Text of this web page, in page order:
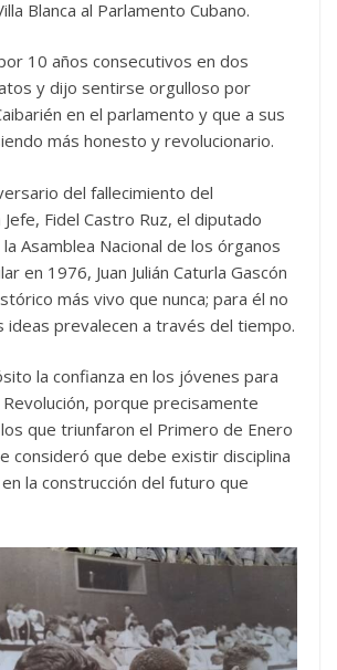
Blanca al Parlamento Cubano.
10 años consecutivos en dos
y dijo sentirse orgulloso por
en el parlamento y que a sus
más honesto y revolucionario.
del fallecimiento del
Fidel Castro Ruz, el diputado
Asamblea Nacional de los órganos
en 1976, Juan Julián Caturla Gascón
más vivo que nunca; para él no
ideas prevalecen a través del tiempo.
la confianza en los jóvenes para
porque precisamente
que triunfaron el Primero de Enero
consideró que debe existir disciplina
la construcción del futuro que